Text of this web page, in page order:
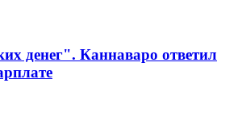
денег". Каннаваро ответил